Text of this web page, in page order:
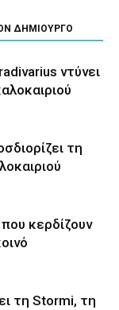
ΔΗΜΙΟΥΡΓΟ
ντύνει
τη
κερδίζουν
τη Stormi, τη